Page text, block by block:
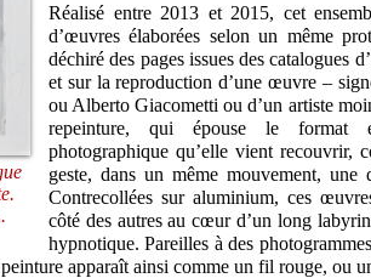
Réalisé entre 2013 et 2015, cet
d’œuvres élaborées selon un même
déchiré des pages issues des catalogues
et sur la reproduction d’une œuvre –
ou Alberto Giacometti ou d’un artiste
repeinture, qui épouse le format
photographique qu’elle vient recouvrir,
geste, dans un même mouvement, une
Contrecollées sur aluminium, ces
côté des autres au cœur d’un long
hypnotique. Pareilles à des
apparaît ainsi comme un fil rouge, ou